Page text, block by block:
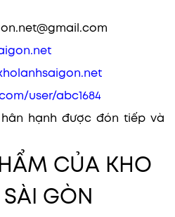
user/abc1684
hân hạnh được đón tiếp và
CỦA KHO
SÀI GÒN